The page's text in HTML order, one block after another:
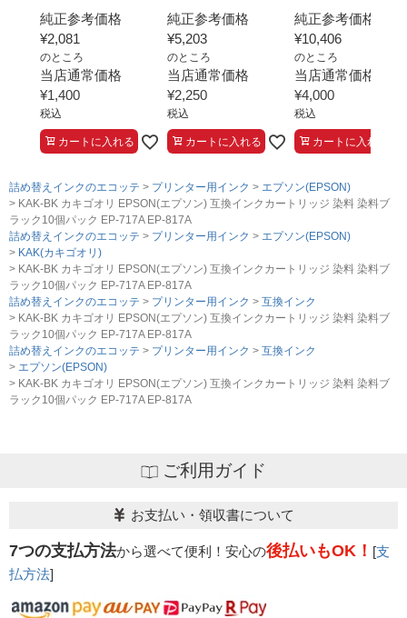
純正参考価格
¥2,081
のところ
当店通常価格
¥1,400
税込
カートに入れる
純正参考価格
¥5,203
のところ
当店通常価格
¥2,250
税込
カートに入れる
純正参考価格
¥10,406
のところ
当店通常価格
¥4,000
税込
カートに入れる
詰め替えインクのエコッテ プリンター用インク
エプソン(EPSON)
KAK-BK カキゴオリ EPSON(エプソン) 互換インクカートリッジ 染料 染料ブ
ラック10個パック EP-717A EP-817A
詰め替えインクのエコッテ
プリンター用インク
エプソン(EPSON)
KAK(カキゴオリ)
KAK-BK カキゴオリ EPSON(エプソン) 互換インクカートリッジ 染料 染料ブ
ラック10個パック EP-717A EP-817A
詰め替えインクのエコッテ
プリンター用インク
互換インク
KAK-BK カキゴオリ EPSON(エプソン) 互換インクカートリッジ 染料 染料ブ
ラック10個パック EP-717A EP-817A
詰め替えインクのエコッテ
プリンター用インク
互換インク
エプソン(EPSON)
KAK-BK カキゴオリ EPSON(エプソン) 互換インクカートリッジ 染料 染料ブ
ラック10個パック EP-717A EP-817A
ご利用ガイド
お支払い・領収書について
7つの支払方法から選べて便利！安心の後払いもOK！ [支
払方法]